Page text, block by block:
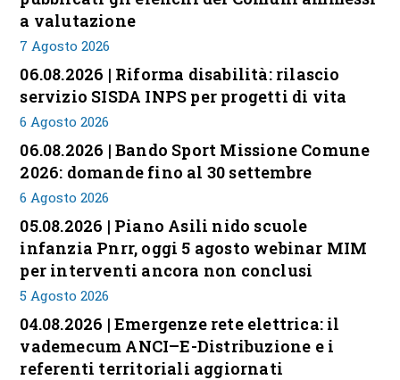
a valutazione
7 Agosto 2026
06.08.2026 | Riforma disabilità: rilascio
servizio SISDA INPS per progetti di vita
6 Agosto 2026
06.08.2026 | Bando Sport Missione Comune
2026: domande fino al 30 settembre
6 Agosto 2026
05.08.2026 | Piano Asili nido scuole
infanzia Pnrr, oggi 5 agosto webinar MIM
per interventi ancora non conclusi
5 Agosto 2026
04.08.2026 | Emergenze rete elettrica: il
vademecum ANCI–E-Distribuzione e i
referenti territoriali aggiornati